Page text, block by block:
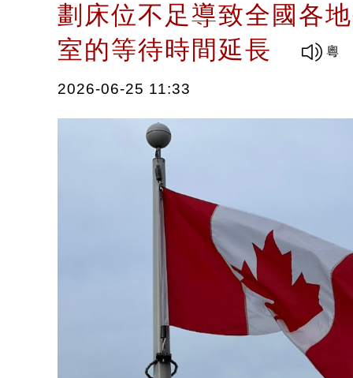
劃床位不足導致全國各
室的等待時間延長
2026-06-25 11:33